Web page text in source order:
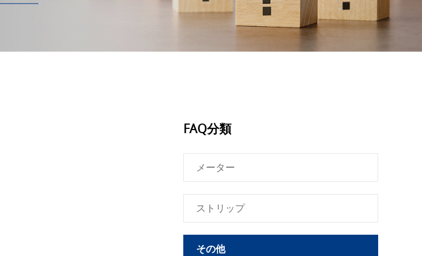
FAQ分類
メーター
ストリップ
その他